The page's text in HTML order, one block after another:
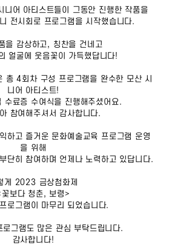
니어 아티스트들이 그동안 진행한 작품을
전시회로 프로그램을 시작했습니다.
을 감상하고, 칭찬을 건네고
얼굴에 웃음꽃이 가득했답니다!
총 4회차 구성 프로그램을 완수한 모산 시
니어 아티스트!
수료증 수여식을 진행해주셨어요.
참여해주셔서 감사합니다.
하고 즐거운 문화예술교육 프로그램 운영
을 위해
단히 참여하며 언제나 노력하고 있답니다.
게 2023 금상첨화제
꽃보다 청춘, 보령>
로그램이 마무리 되었습니다.
로그램도 많은 관심 부탁드립니다.
감사합니다!